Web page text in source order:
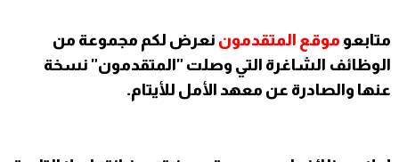
متابعو موقع المتقدمون نعرض لكم مجموعة من
الوظائف الشاغرة التي وصلت "المتقدمون" نسخة
عنها والصادرة عن معهد الأمل للأيتام.